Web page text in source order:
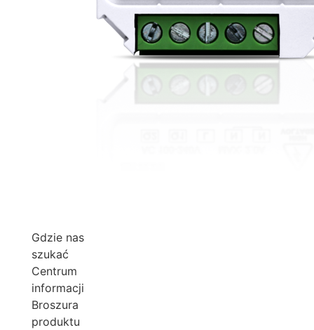
Gdzie nas
szukać
Centrum
informacji
Broszura
produktu